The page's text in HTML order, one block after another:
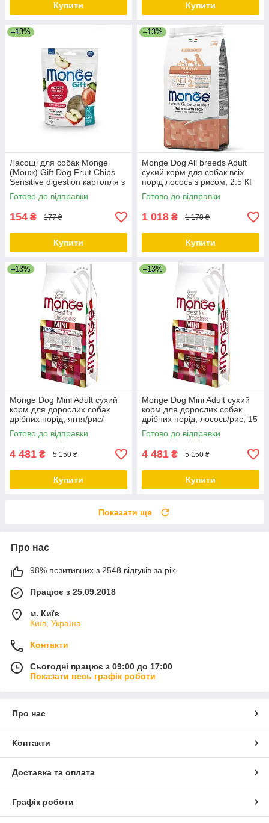
Купити Купити
–13%
Ласощі для собак Monge
(Монж) Gift Dog Fruit Chips
Sensitive digestion картопля з
яблуком (веган) 150г
Готово до відправки
154 ₴ 177 ₴
Купити
–13%
Monge Dog All breeds Adult
сухий корм для собак всіх
порід лосось з рисом, 2.5 КГ
Готово до відправки
1 018 ₴ 1 170 ₴
Купити
–13%
Monge Dog Mini Adult сухий
корм для дорослих собак
дрібних порід, ягня/рис/
картопля, 15 КГ
Готово до відправки
4 481 ₴ 5 150 ₴
Купити
–13%
Monge Dog Mini Adult сухий
корм для дорослих собак
дрібних порід, лосось/рис, 15
КГ
Готово до відправки
4 481 ₴ 5 150 ₴
Купити
Показати ще
Про нас
98% позитивних з 2548 відгуків за рік
Працює з 25.09.2018
м. Київ
Київ, Україна
Контакти
Сьогодні працює з 09:00 до 17:00
Показати весь графік роботи
Про нас
Контакти
Доставка та оплата
Графік роботи